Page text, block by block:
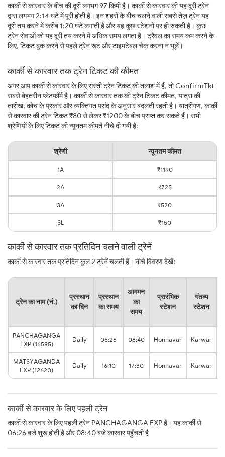
कार्की से कारवार के बीच की दूरी लगभग 97 किमी है। कार्की से कारवार की यह दूरी ट्रेन
द्वारा लगभग 2:14 घंटे में पूरी होती है। इन शहरों के बीच चलने वाली सबसे तेज़ ट्रेन यह
दूरी तय करने में करीब 1:20 घंटे लगाती है और यह कुछ स्टेशनों पर ही रुकती है। कुछ
ट्रेन सेवाओं को यह दूरी तय करने में अधिक समय लगता है। ट्रैवल का समय कम करने के
लिए, टिकट बुक करने से पहले ट्रेन रूट और टाइमटेबल चेक करना न भूलें।
कार्की से कारवार तक ट्रेन टिकट की कीमत
अगर आप कार्की से कारवार के लिए सस्ती ट्रेन टिकट की तलाश में हैं, तो ConfirmTkt
सबसे बेहतरीन प्लेटफ़ॉर्म है। कार्की से कारवार तक की ट्रेन टिकट कीमत, यात्रा की
तारीख, कोच के प्रकार और व्यक्तिगत पसंद के अनुसार बदलती रहती है। यात्रीगण, कार्की
से कारवार की ट्रेन टिकट ₹80 से लेकर ₹1200 के बीच प्राप्त कर सकते हैं। सभी
श्रेणियों के लिए टिकट की न्यूनतम कीमतें नीचे दी गयी हैं:
श्रेणी न्यूनतम कीमत
1A ₹1190
2A ₹725
3A ₹520
SL ₹150
कार्की से कारवार तक प्रतिदिन चलने वाली ट्रेनें
कार्की से कारवार तक प्रतिदिन कुल 2 ट्रेनें चलती हैं। नीचे विवरण देखें:
ट्रेन का नाम (नं.)
प्रस्थान
का दिन
प्रस्थान
का समय
आगमन
का
समय
प्रारंभिक
स्टेशन
गंतव्य
स्टेशन
PANCHAGANGA
EXP (16595)
Daily 06:26 08:40 Honnavar Karwar
MATSYAGANDA
EXP (12620)
Daily 16:10 17:30 Honnavar Karwar
कार्की से कारवार के लिए पहली ट्रेन
कार्की से कारवार के लिए पहली ट्रेन PANCHAGANGA EXP है। यह कार्की से
06:26 बजे शुरू होती है और 08:40 बजे कारवार पहुँचती है